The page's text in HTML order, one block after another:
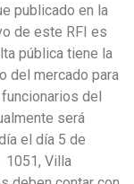
publicado en la
de este RFI es
pública tiene la
del mercado para
del
será
el día 5 de
1051, Villa